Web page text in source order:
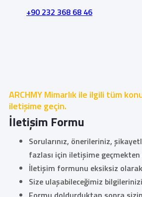
+90 232 368 68 46
ARCHMY Mimarlık ile ilgili tüm
iletişime geçin.
İletişim Formu
Sorularınız, önerileriniz,
fazlası için iletişime
İletişim formunu eksiksiz
Size ulaşabileceğimiz